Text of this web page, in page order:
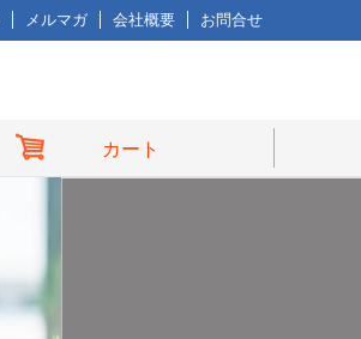
メルマガ 会社概要 お問合せ
カート